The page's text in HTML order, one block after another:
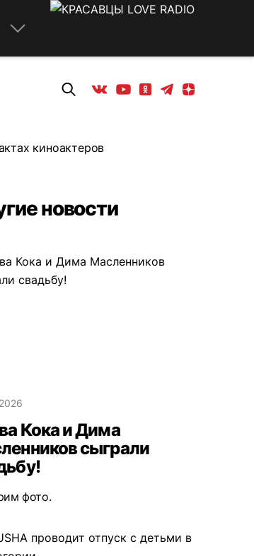
Вконтакте
YoutubeОдноклассники
ТелеграмЯндекс дзен
киноактеров
новости
Кока и Дима
сыграли
фото.